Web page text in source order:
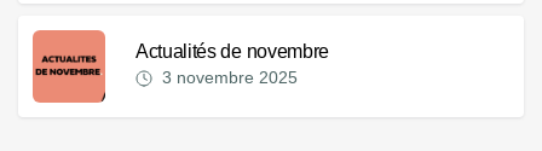
Actualités de novembre
3 novembre 2025